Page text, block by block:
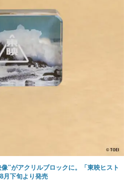
”がアクリルブロックに。「東映ヒスト
月下旬より発売